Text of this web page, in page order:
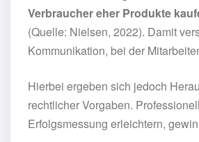
Verbraucher eher Produkte
(Quelle: Nielsen, 2022). Damit
Kommunikation, bei der
Hierbei ergeben sich jedoch
rechtlicher Vorgaben.
Erfolgsmessung erleichtern,